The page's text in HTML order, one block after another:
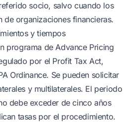
socio, salvo cuando los
de organizaciones financieras.
y tiempos
programa de Advance Pricing
por el Profit Tax Act,
Ordinance. Se pueden solicitar
y multilaterales. El periodo
debe exceder de cinco años
tasas por el procedimiento.